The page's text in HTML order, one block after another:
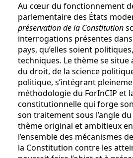
Au cœur du fonctionnement
parlementaire des États
préservation de la Constitution
interrogations présentes
pays, qu’elles soient
techniques. Le thème se
du droit, de la science
politique, s’intégrant
méthodologie du ForInCIP et
constitutionnelle qui forge
son traitement sous l’angle
thème original et ambitieux
l’ensemble des mécanismes
la Constitution contre les